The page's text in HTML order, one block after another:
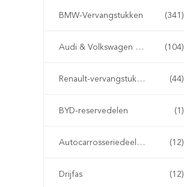
BMW-Vervangstukken (341)
Audi & Volkswagen Onderdelen (104)
Renault-vervangstukken (44)
BYD-reservedelen (1)
Autocarrosseriedeeltjes (12)
Drijfas (12)